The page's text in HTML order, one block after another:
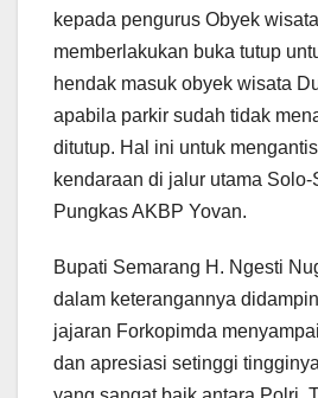
kepada pengurus Obyek
memberlakukan buka tutup
hendak masuk obyek wisata
apabila parkir sudah tidak
ditutup. Hal ini untuk
kendaraan di jalur utama Solo-
Pungkas AKBP Yovan.
Bupati Semarang H. Ngesti
dalam keterangannya
jajaran Forkopimda
dan apresiasi setinggi